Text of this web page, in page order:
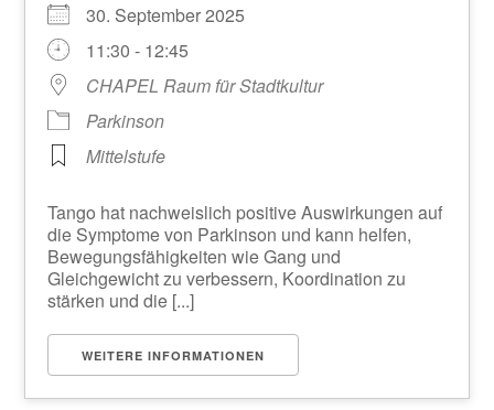
30. September 2025
11:30 - 12:45
CHAPEL Raum für Stadtkultur
Parkinson
Mittelstufe
Tango hat nachweislich positive Auswirkungen auf
die Symptome von Parkinson und kann helfen,
Bewegungsfähigkeiten wie Gang und
Gleichgewicht zu verbessern, Koordination zu
stärken und die [...]
WEITERE INFORMATIONEN